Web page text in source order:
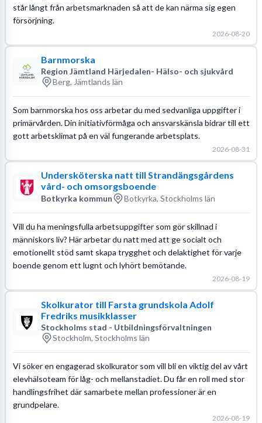
står långt från arbetsmarknaden så att de kan närma sig egen
försörjning.
2026-08-20
Barnmorska
Region Jämtland Härjedalen- Hälso- och sjukvård
Berg, Jämtlands län
Som barnmorska hos oss arbetar du med sedvanliga uppgifter i
primärvården. Din initiativförmåga och ansvarskänsla bidrar till ett
gott arbetsklimat på en väl fungerande arbetsplats.
2026-08-31
Undersköterska natt till Strandängsgårdens
vård- och omsorgsboende
Botkyrka kommun Botkyrka, Stockholms län
Vill du ha meningsfulla arbetsuppgifter som gör skillnad i
människors liv? Här arbetar du natt med att ge socialt och
emotionellt stöd samt skapa trygghet och delaktighet för varje
boende genom ett lugnt och lyhört bemötande.
2026-08-19
Skolkurator till Farsta grundskola Adolf
Fredriks musikklasser
Stockholms stad - Utbildningsförvaltningen
Stockholm, Stockholms län
Vi söker en engagerad skolkurator som vill bli en viktig del av vårt
elevhälsoteam för låg- och mellanstadiet. Du får en roll med stor
handlingsfrihet där samarbete mellan professioner är en
grundpelare.
2026-08-19